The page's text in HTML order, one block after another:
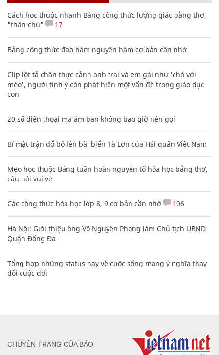
Cách học thuộc nhanh Bảng công thức lượng giác bằng thơ,
"thần chú"
17
Bảng công thức đạo hàm nguyên hàm cơ bản cần nhớ
Clip lột tả chân thực cảnh anh trai và em gái như 'chó với
mèo', người tinh ý còn phát hiện một vấn đề trong giáo dục
con
20 số điện thoại ma ám bạn không bao giờ nên gọi
Bí mật trận đổ bộ lên bãi biển Tà Lơn của Hải quân Việt Nam
Mẹo học thuộc Bảng tuần hoàn nguyên tố hóa học bằng thơ,
câu nói vui vẻ
Các công thức hóa học lớp 8, 9 cơ bản cần nhớ 106
Hà Nội: Giới thiệu ông Võ Nguyên Phong làm Chủ tịch UBND
Quận Đống Đa
Tổng hợp những status hay về cuộc sống mang ý nghĩa thay
đổi cuộc đời
CHUYÊN TRANG CỦA BÁO